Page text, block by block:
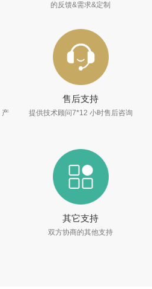
的反馈&需求&定制
产
售后支持
提供技术顾问7*12 小时售后咨询
其它支持
双方协商的其他支持